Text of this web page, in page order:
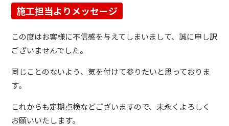
施工担当よりメッセージ
この度はお客様に不信感を与えてしまいまして、誠に申し訳
ございませんでした。
同じことのないよう、気を付けて参りたいと思っておりま
す。
これからも定期点検などございますので、末永くよろしく
お願いいたします。